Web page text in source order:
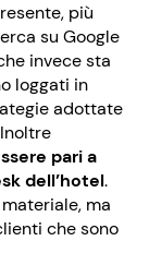
più
su Google
invece sta
loggati in
adottate
pari a
dell’hotel.
ma
che sono